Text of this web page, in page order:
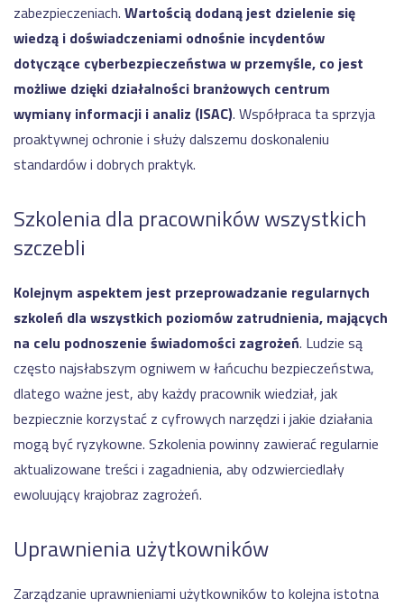
zabezpieczeniach. Wartością dodaną jest dzielenie się
wiedzą i doświadczeniami odnośnie incydentów
dotyczące cyberbezpieczeństwa w przemyśle, co jest
możliwe dzięki działalności branżowych centrum
wymiany informacji i analiz (ISAC). Współpraca ta sprzyja
proaktywnej ochronie i służy dalszemu doskonaleniu
standardów i dobrych praktyk.
Szkolenia dla pracowników wszystkich
szczebli
Kolejnym aspektem jest przeprowadzanie regularnych
szkoleń dla wszystkich poziomów zatrudnienia, mających
na celu podnoszenie świadomości zagrożeń. Ludzie są
często najsłabszym ogniwem w łańcuchu bezpieczeństwa,
dlatego ważne jest, aby każdy pracownik wiedział, jak
bezpiecznie korzystać z cyfrowych narzędzi i jakie działania
mogą być ryzykowne. Szkolenia powinny zawierać regularnie
aktualizowane treści i zagadnienia, aby odzwierciedlały
ewoluujący krajobraz zagrożeń.
Uprawnienia użytkowników
Zarządzanie uprawnieniami użytkowników to kolejna istotna